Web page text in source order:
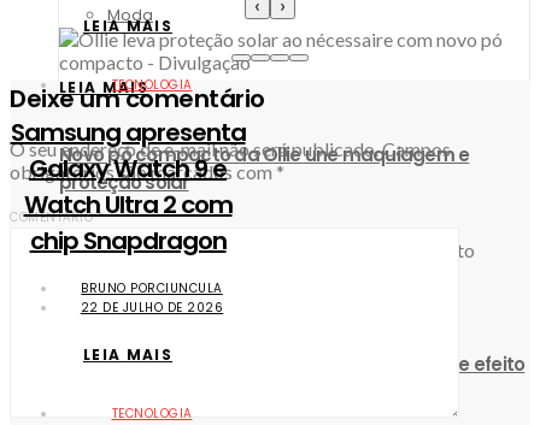
Moda
LEIA MAIS
Novo pó compacto da Ollie une maquiagem e
proteção solar
LEIA MAIS
Eudora Neo Dermo amplia linha com sérum de efeito
LEIA MAIS
TECNOLOGIA
Samsung apresenta
Galaxy Watch 9 e
Watch Ultra 2 com
chip Snapdragon
BRUNO PORCIUNCULA
22 DE JULHO DE 2026
LEIA MAIS
TECNOLOGIA
Deixe um comentário
O seu endereço de e-mail não será publicado.Campos
obrigatórios são marcados com*
COMENTÁRIO*